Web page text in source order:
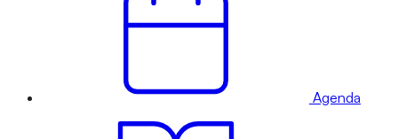
Agenda